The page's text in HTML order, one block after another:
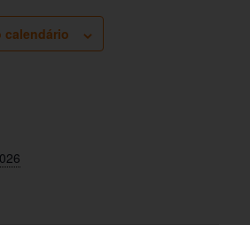
calendário